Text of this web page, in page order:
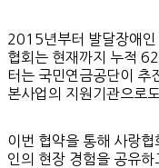
2015년부터 발달장애인
협회는 현재까지 누적
터는 국민연금공단이 추
본사업의 지원기관으로
이번 협약을 통해 사랑
인의 현장 경험을 공유